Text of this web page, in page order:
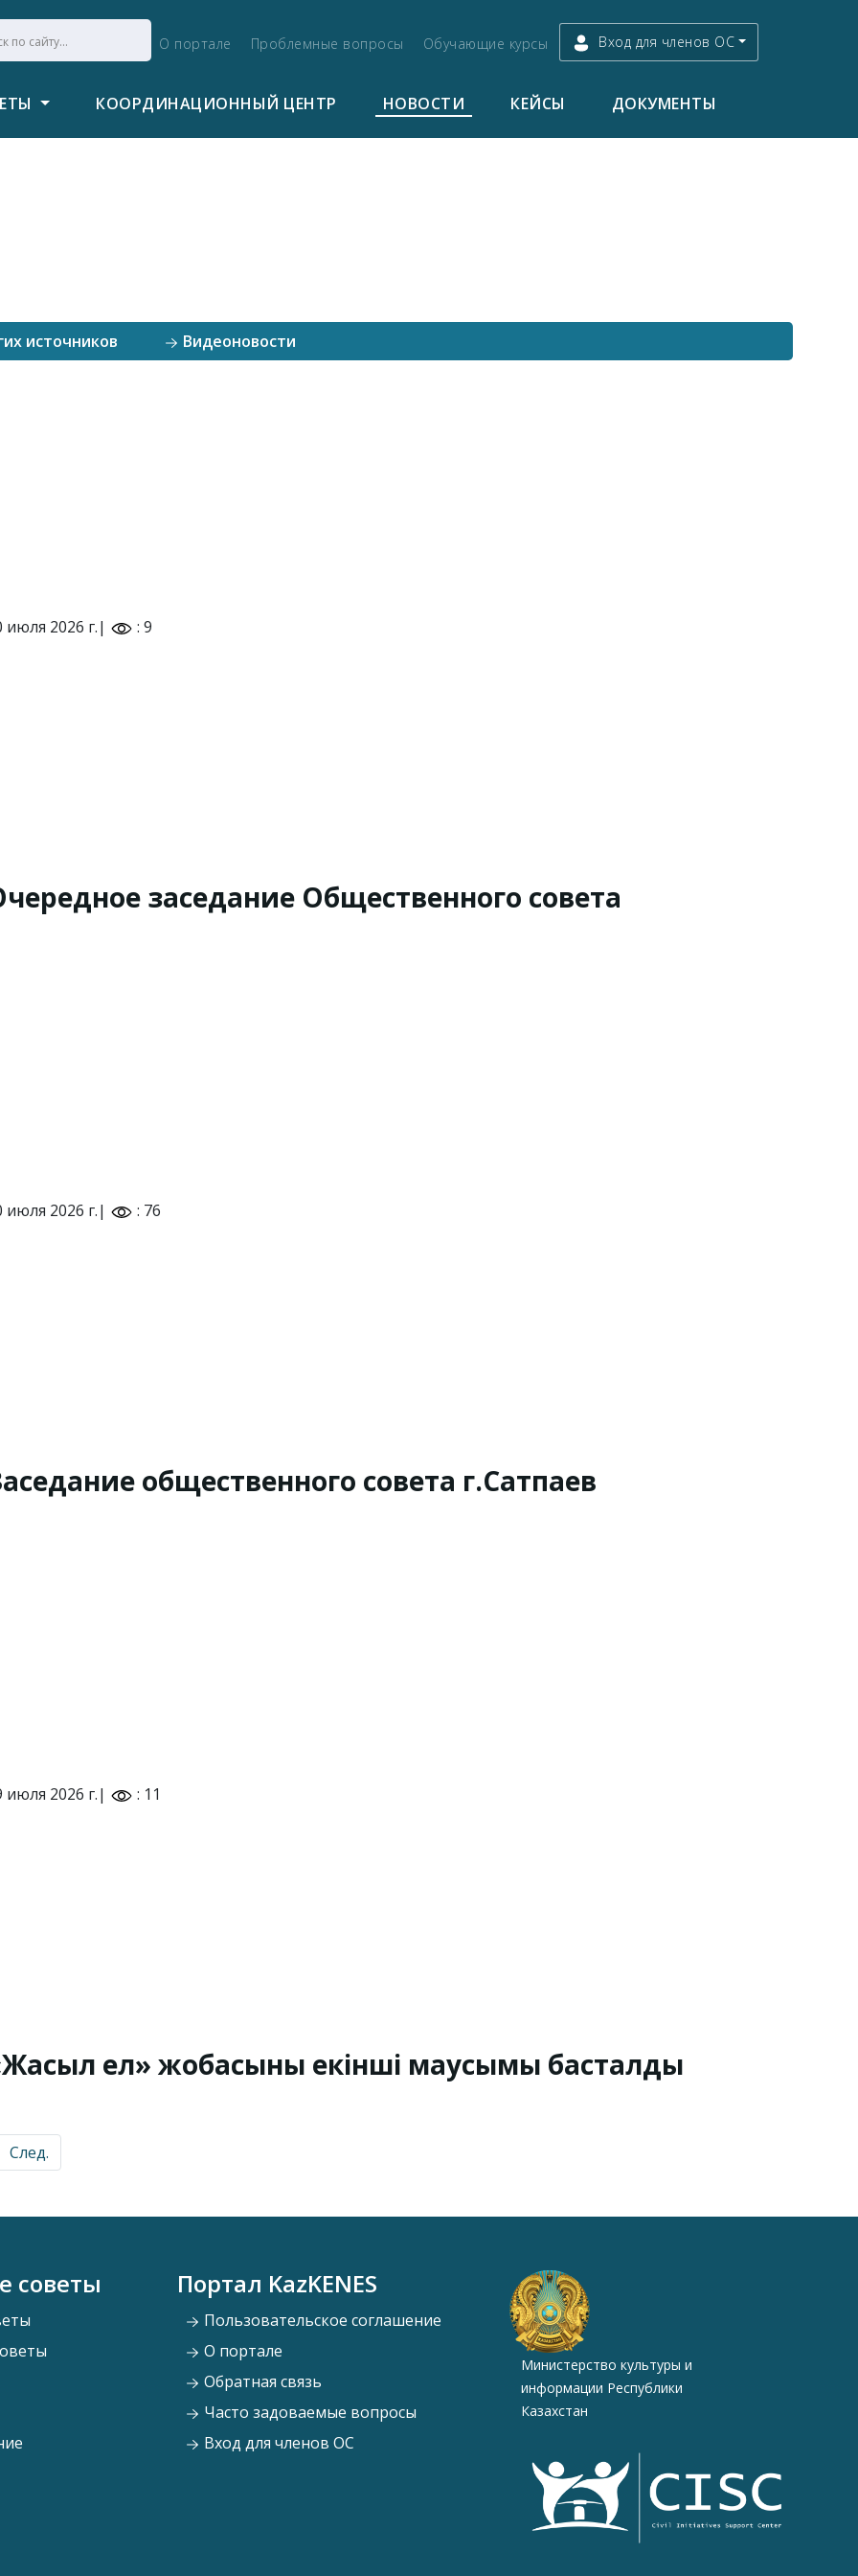
О портале Проблемные вопросы Обучающие курсы Вход для членов ОС
КООРДИНАЦИОННЫЙ ЦЕНТР НОВОСТИ КЕЙСЫ ДОКУМЕНТЫ
источников Видеоновости
июля 2026 г.| : 9
заседание Общественного совета
июля 2026 г.| : 76
общественного совета г.Сатпаев
июля 2026 г.| : 11
ел» жобасының екінші маусымы басталды
След.
советы Портал KazKENES
Пользовательское соглашение
О портале
Обратная связь
Часто задоваемые вопросы
Вход для членов ОС
Министерство культуры и
информации Республики
Казахстан